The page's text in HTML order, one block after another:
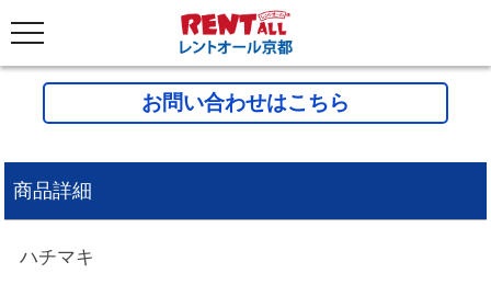
お問い合わせはこちら
商品詳細
ハチマキ